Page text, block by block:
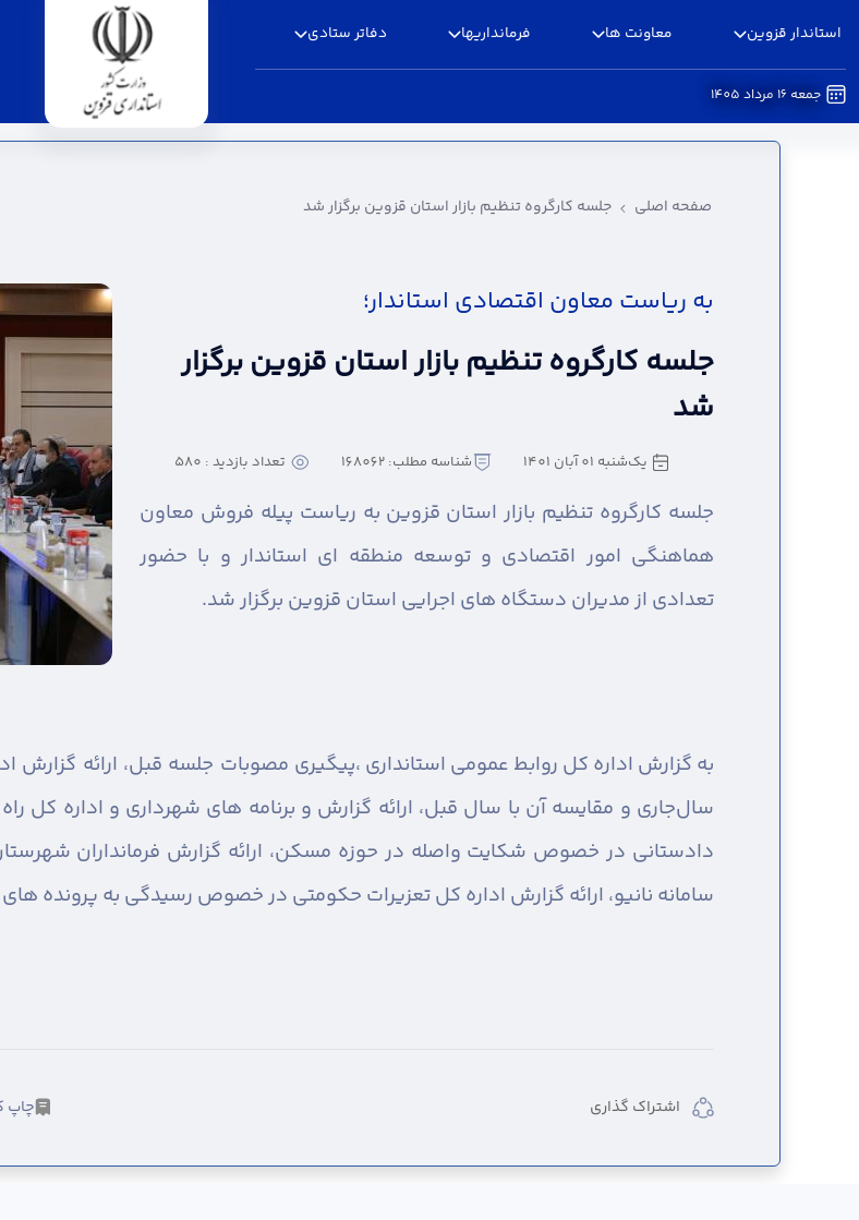
استاندار قزوین معاونت ها فرمانداریها دفاتر ستادی
جمعه 16 مرداد 1405
جلسه کارگروه تنظیم بازار استان قزوین برگزار شد - استانداری قزوین
صفحه اصلی جلسه کارگروه تنظیم بازار استان قزوین برگزار شد
به ریاست معاون اقتصادی استاندار؛
جلسه کارگروه تنظیم بازار استان قزوین برگزار
شد
یک‌شنبه 01 آبان 1401 شناسه مطلب: 168062 تعداد بازدید : 580
جلسه کارگروه تنظیم بازار استان قزوین به ریاست پیله فروش معاون
هماهنگی امور اقتصادی و توسعه منطقه ای استاندار و با حضور
تعدادی از مدیران دستگاه های اجرایی استان قزوین برگزار شد.
به گزارش اداره کل روابط عمومی استانداری ،پیگیری مصوبات جلسه قبل، ارائه
سال‌جاری و مقایسه آن با سال قبل، ارائه گزارش و برنامه های شهرداری و اداره کل
دادستانی در خصوص شکایت واصله در حوزه مسکن، ارائه گزارش فرمانداران
سامانه نانیو، ارائه گزارش اداره کل تعزیرات حکومتی در خصوص رسیدگی به پرونده
اشتراک گذاری چاپ